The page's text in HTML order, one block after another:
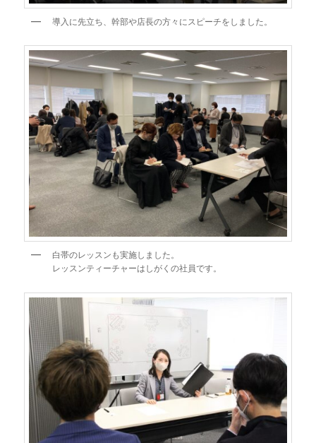
導入に先立ち、幹部や店長の方々にスピーチをしました。
白帯のレッスンも実施しました。
レッスンティーチャーはしがくの社員です。